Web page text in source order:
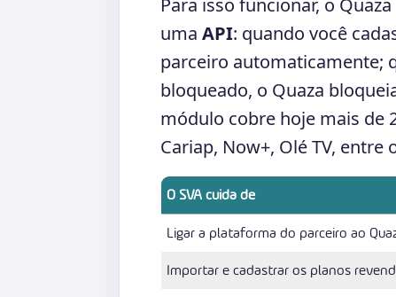
Para isso funcionar, o
uma API: quando você
parceiro automaticamente;
bloqueado, o Quaza
módulo cobre hoje mais de
Cariap, Now+, Olé TV, entre
O SVA cuida de
Ligar a plataforma do parceiro ao
Importar e cadastrar os planos